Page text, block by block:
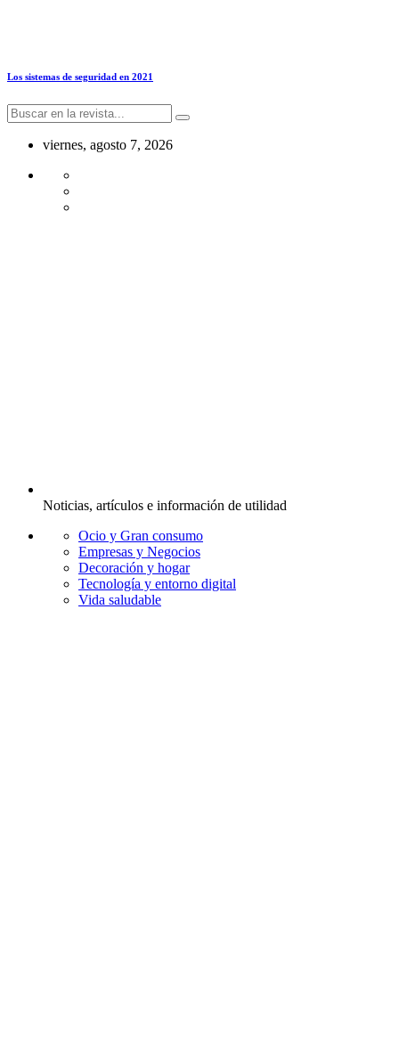
Los sistemas de seguridad en 2021
viernes, agosto 7, 2026
Noticias, artículos e información de utilidad
Ocio y Gran consumo
Empresas y Negocios
Decoración y hogar
Tecnología y entorno digital
Vida saludable